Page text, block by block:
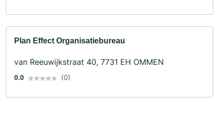
Plan Effect Organisatiebureau
van Reeuwijkstraat 40, 7731 EH OMMEN
0.0 (0)